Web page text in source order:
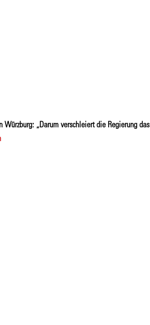
Würzburg: „Darum verschleiert die Regierung das